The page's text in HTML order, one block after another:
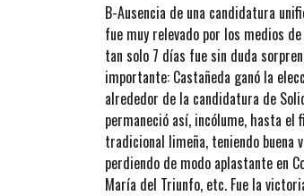
B-Ausencia de una candidatura
fue muy relevado por los medios
tan solo 7 días fue sin duda
importante: Castañeda ganó la
alrededor de la candidatura de
permaneció así, incólume, hasta el
tradicional limeña, teniendo buena
perdiendo de modo aplastante en
María del Triunfo, etc. Fue la